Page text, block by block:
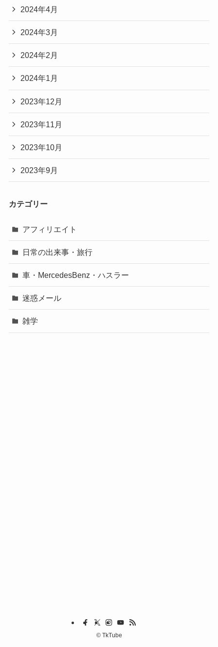
2024年4月
2024年3月
2024年2月
2024年1月
2023年12月
2023年11月
2023年10月
2023年9月
カテゴリー
アフィリエイト
日常の出来事・旅行
車・MercedesBenz・ハスラー
迷惑メール
雑学
©TkTube